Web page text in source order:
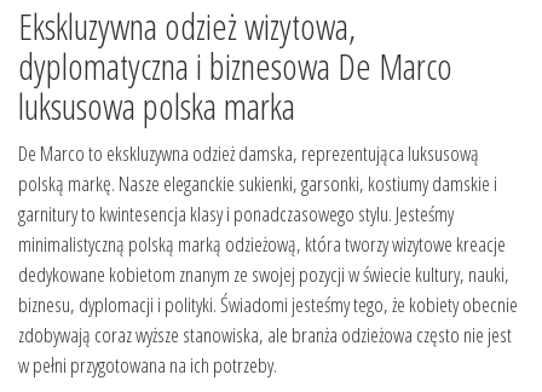
Ekskluzywna odzież wizytowa,
dyplomatyczna i biznesowa De Marco
luksusowa polska marka
De Marco to ekskluzywna odzież damska, reprezentująca luksusową
polską markę. Nasze eleganckie sukienki, garsonki, kostiumy damskie i
garnitury to kwintesencja klasy i ponadczasowego stylu. Jesteśmy
minimalistyczną polską marką odzieżową, która tworzy wizytowe kreacje
dedykowane kobietom znanym ze swojej pozycji w świecie kultury, nauki,
biznesu, dyplomacji i polityki. Świadomi jesteśmy tego, że kobiety obecnie
zdobywają coraz wyższe stanowiska, ale branża odzieżowa często nie jest
w pełni przygotowana na ich potrzeby.